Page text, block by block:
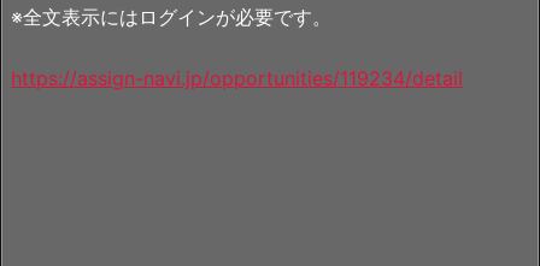
※全文表示にはログインが必要です。
https://assign-navi.jp/opportunities/119234/detail